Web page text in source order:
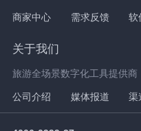
商家中心 需求反馈 软
关于我们
旅游全场景数字化工具提供商
公司介绍 媒体报道 渠